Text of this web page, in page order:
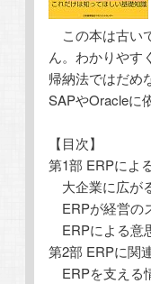
この本は古い
ん。わかりやす
帰納法ではだめ
SAPやOracleに
【目次】
第1部 ERPによ
大企業に広が
ERPが経営の
ERPによる意
第2部 ERPに関
ERPを支える